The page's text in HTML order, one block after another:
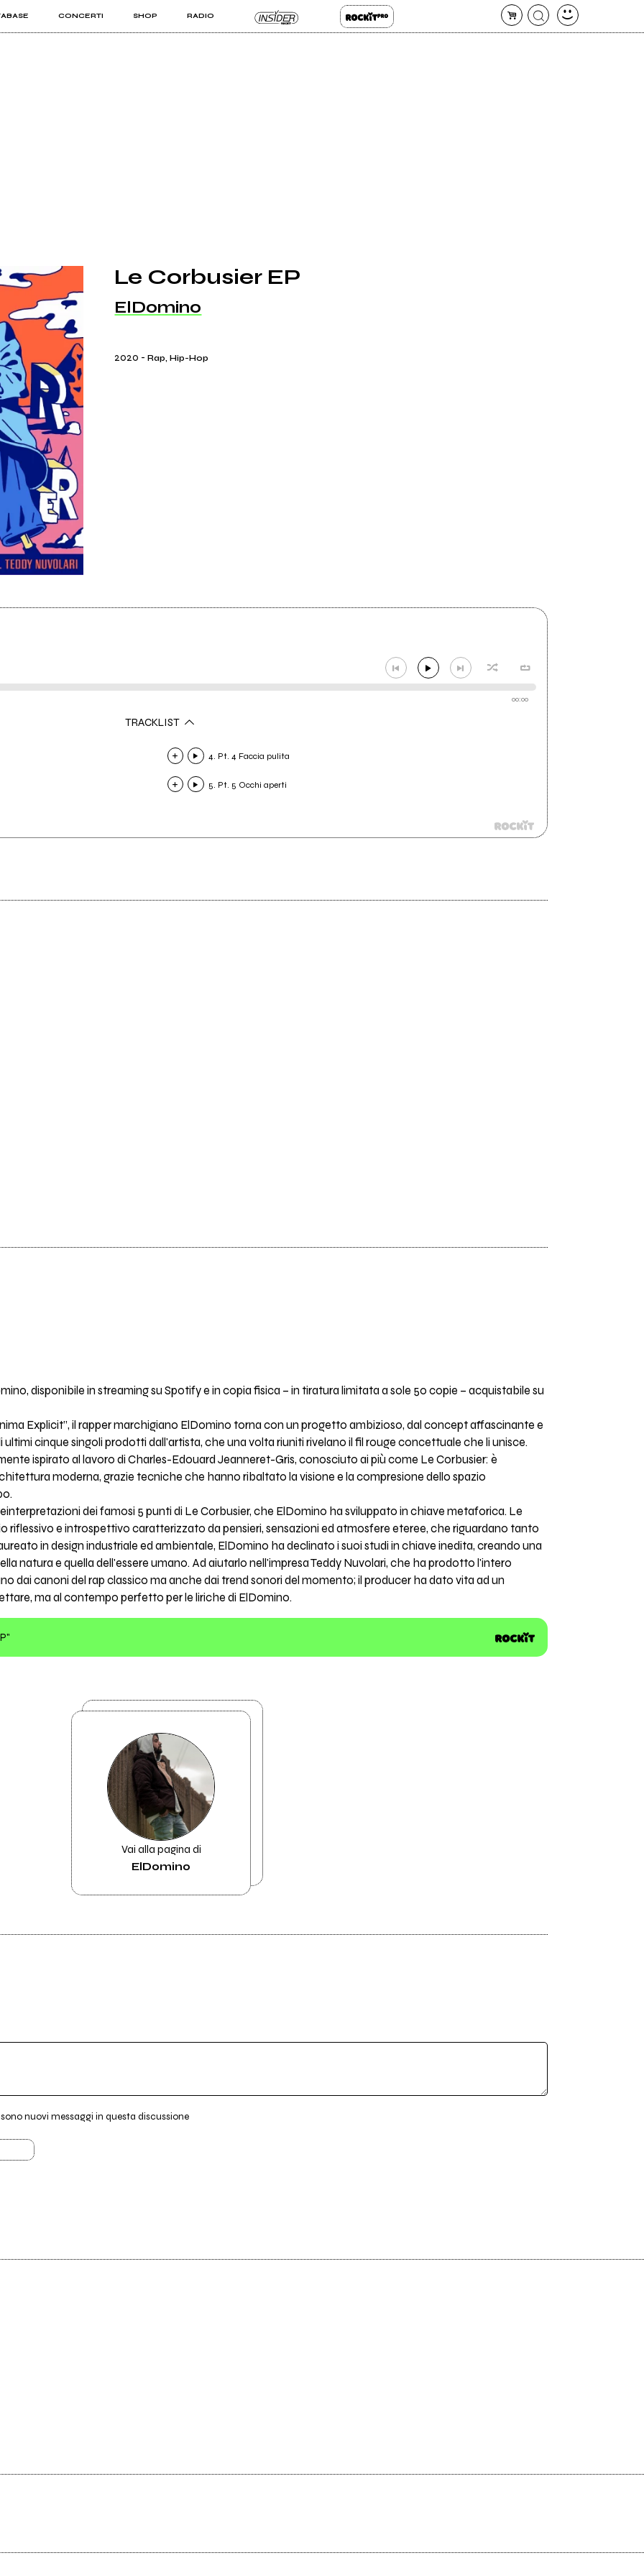
CONCERTI SHOP RADIO
PRO
Le Corbusier EP
ElDomino
2020 -Rap, Hip-Hop
00:00
TRACKLIST
4. Pt. 4 Faccia pulita
5. Pt. 5 Occhi aperti
disponibile in streaming su Spotify e in copia fisica – in tiratura limitata a sole 50 copie – acquistabile su
Explicit”, il rapper marchigiano ElDomino torna con un progetto ambizioso, dal concept affascinante e
cinque singoli prodotti dall'artista, che una volta riuniti rivelano il fil rouge concettuale che li unisce.
ispirato al lavoro di Charles-Edouard Jeanneret-Gris, conosciuto ai più come Le Corbusier: è
moderna, grazie tecniche che hanno ribaltato la visione e la compresione dello spazio
dei famosi 5 punti di Le Corbusier, che ElDomino ha sviluppato in chiave metaforica. Le
riflessivo e introspettivo caratterizzato da pensieri, sensazioni ed atmosfere eteree, che riguardano tanto
in design industriale ed ambientale, ElDomino ha declinato i suoi studi in chiave inedita, creando una
natura e quella dell'essere umano. Ad aiutarlo nell'impresa Teddy Nuvolari, che ha prodotto l'intero
dai canoni del rap classico ma anche dai trend sonori del momento; il producer ha dato vita ad un
ma al contempo perfetto per le liriche di ElDomino.
Vai alla pagina di
ElDomino
nuovi messaggi in questa discussione